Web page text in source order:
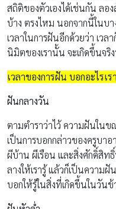
สถิติของตัวเองได้เช่นกัน ลอ
บ้าง ตรงไหม นอกจากนี้ในบา
เวลาในการฝันอีกด้วยว่า เว
นิมิตของเรานั้น จะเกิดขึ้นจริ
เวลาของการฝัน บอกอะไรเร
ฝันกลางวัน
ตามตำราว่าไว้ ความฝันในข
เป็นการบอกกล่าวของครูบา
ผีบ้าน ผีเรือน และสิ่งศักดิ์สิท
ลางให้เรารู้ แล้วก็เป็นความ
บอกให้รู้ในสิ่งที่เกิดขึ้นในวัน